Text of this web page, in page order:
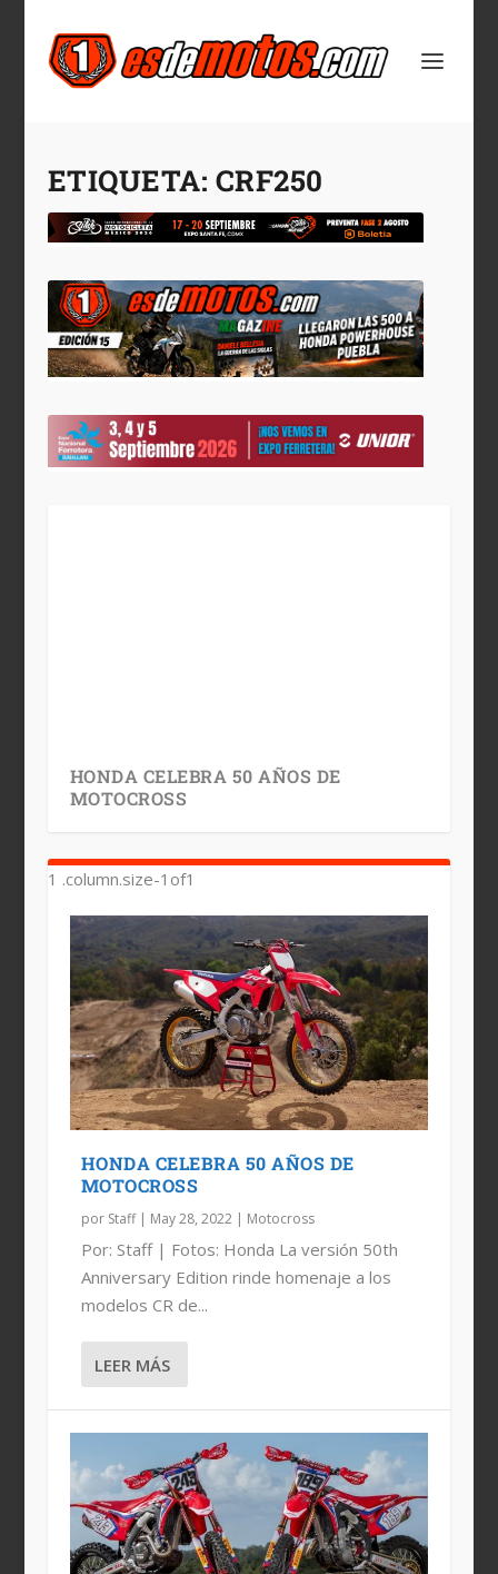
ETIQUETA: CRF250
HONDA CELEBRA 50 AÑOS DE
MOTOCROSS
LAS CRF OFICIALES DE HRC
HONDA CELEBRA 50 AÑOS DE
MOTOCROSS
por Staff| May 28, 2022| Motocross
Por: Staff | Fotos: Honda La versión 50th
Anniversary Edition rinde homenaje a los
modelos CR de...
LEER MÁS